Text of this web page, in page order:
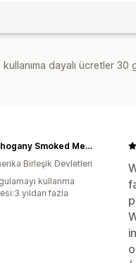
dayalı ücretler 30
Mahogany Smoked Meats
Birleşik Devletleri
kullanma
yıldan fazla